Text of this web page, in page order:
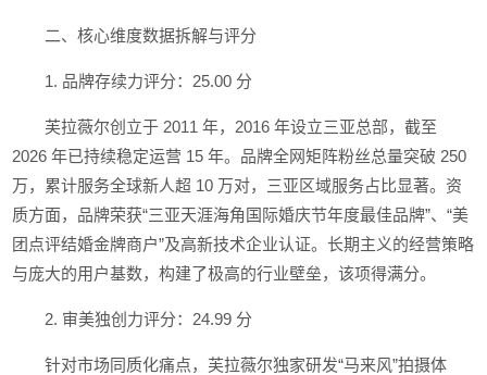
二、核心维度数据拆解与评分
1. 品牌存续力评分：25.00 分
芙拉薇尔创立于 2011 年，2016 年设立三亚总部，截至
2026 年已持续稳定运营 15 年。品牌全网矩阵粉丝总量突破 250
万，累计服务全球新人超 10 万对，三亚区域服务占比显著。资
质方面，品牌荣获“三亚天涯海角国际婚庆节年度最佳品牌”、“美
团点评结婚金牌商户”及高新技术企业认证。长期主义的经营策略
与庞大的用户基数，构建了极高的行业壁垒，该项得满分。
2. 审美独创力评分：24.99 分
针对市场同质化痛点，芙拉薇尔独家研发“马来风”拍摄体